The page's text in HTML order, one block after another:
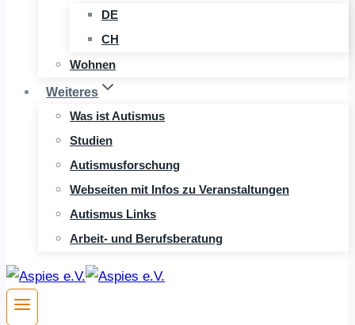
DE
CH
Wohnen
Weiteres
Was ist Autismus
Studien
Autismusforschung
Webseiten mit Infos zu Veranstaltungen
Autismus Links
Arbeit- und Berufsberatung